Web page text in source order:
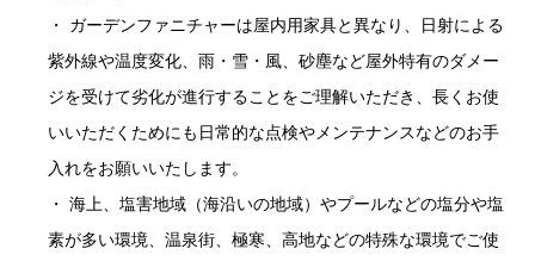
・ ガーデンファニチャーは屋内用家具と異なり、日射による
紫外線や温度変化、雨・雪・風、砂塵など屋外特有のダメー
ジを受けて劣化が進行することをご理解いただき、長くお使
いいただくためにも日常的な点検やメンテナンスなどのお手
入れをお願いいたします。
・ 海上、塩害地域（海沿いの地域）やプールなどの塩分や塩
素が多い環境、温泉街、極寒、高地などの特殊な環境でご使